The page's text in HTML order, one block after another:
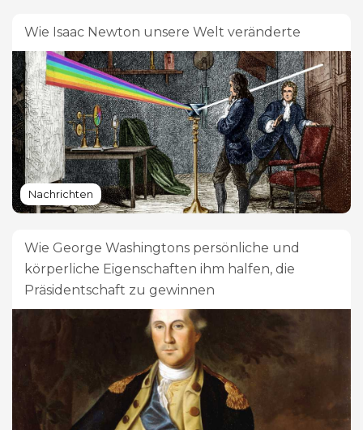
Wie Isaac Newton unsere Welt veränderte
Nachrichten
Wie George Washingtons persönliche und
körperliche Eigenschaften ihm halfen, die
Präsidentschaft zu gewinnen